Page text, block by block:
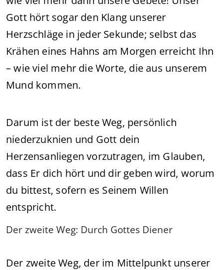
Gott hört sogar den Klang unserer
Herzschläge in jeder Sekunde; selbst das
Krähen eines Hahns am Morgen erreicht Ihn
– wie viel mehr die Worte, die aus unserem
Mund kommen.
Darum ist der beste Weg, persönlich
niederzuknien und Gott dein
Herzensanliegen vorzutragen, im Glauben,
dass Er dich hört und dir geben wird, worum
du bittest, sofern es Seinem Willen
entspricht.
Der zweite Weg: Durch Gottes Diener
Der zweite Weg, der im Mittelpunkt unserer